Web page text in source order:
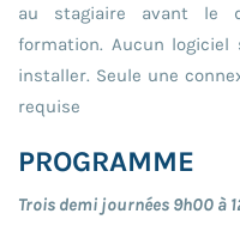
au stagiaire avant le
formation. Aucun logiciel
installer. Seule une
requise
PROGRAMME
Trois demi journées 9h00 à